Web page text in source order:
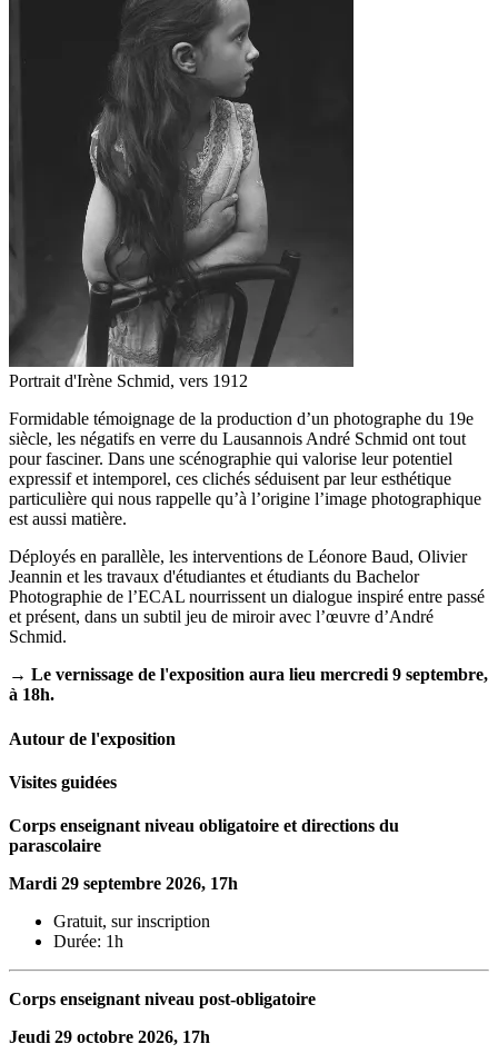
Portrait d'Irène Schmid, vers 1912
Formidable témoignage de la production d’un photographe du 19e
siècle, les négatifs en verre du Lausannois André Schmid ont tout
pour fasciner. Dans une scénographie qui valorise leur potentiel
expressif et intemporel, ces clichés séduisent par leur esthétique
particulière qui nous rappelle qu’à l’origine l’image photographique
est aussi matière.
Déployés en parallèle, les interventions de Léonore Baud, Olivier
Jeannin et les travaux d'étudiantes et étudiants du Bachelor
Photographie de l’ECAL nourrissent un dialogue inspiré entre passé
et présent, dans un subtil jeu de miroir avec l’œuvre d’André
Schmid.
→ Le vernissage de l'exposition aura lieu mercredi 9 septembre,
à 18h.
Autour de l'exposition
Visites guidées
Corps enseignant niveau obligatoire et directions du
parascolaire
Mardi 29 septembre 2026, 17h
Gratuit, sur inscription
Durée: 1h
Corps enseignant niveau post-obligatoire
Jeudi 29 octobre 2026, 17h